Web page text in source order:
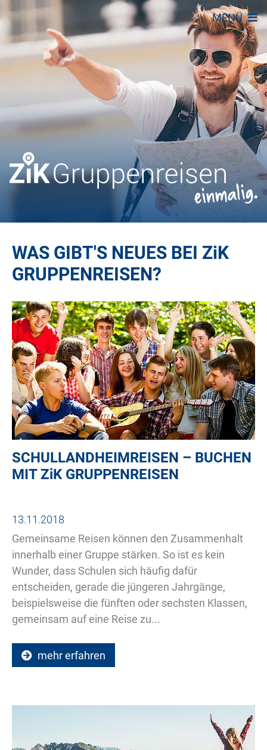
MENÜ
WAS GIBT'S NEUES BEI ZiK
GRUPPENREISEN?
SCHULLANDHEIMREISEN – BUCHEN
MITZiKGRUPPENREISEN
13.11.2018
Gemeinsame Reisen können den Zusammenhalt
innerhalb einer Gruppe stärken. So ist es kein
Wunder, dass Schulen sich häufig dafür
entscheiden, gerade die jüngeren Jahrgänge,
beispielsweise die fünften oder sechsten Klassen,
gemeinsam auf eine Reise zu...
mehr erfahren